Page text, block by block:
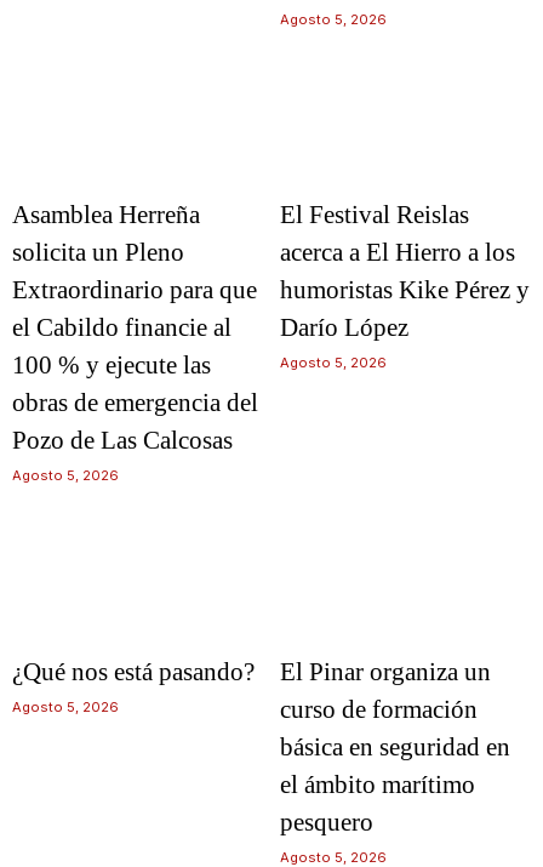
Agosto 5, 2026
Asamblea Herreña
solicita un Pleno
Extraordinario para que
el Cabildo financie al
100 % y ejecute las
obras de emergencia del
Pozo de Las Calcosas
Agosto 5, 2026
El Festival Reislas
acerca a El Hierro a los
humoristas Kike Pérez y
Darío López
Agosto 5, 2026
¿Qué nos está pasando?
Agosto 5, 2026
El Pinar organiza un
curso de formación
básica en seguridad en
el ámbito marítimo
pesquero
Agosto 5, 2026